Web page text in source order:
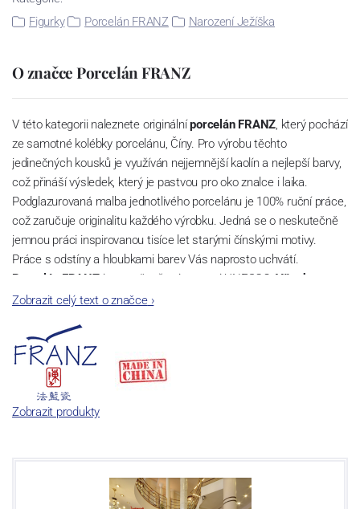
Figurky
Porcelán FRANZ Narození Ježíška
O značce Porcelán FRANZ
V této kategorii naleznete originálníporcelán FRANZ, který pochází
ze samotné kolébky porcelánu, Číny. Pro výrobu těchto
jedinečných kousků je využíván nejjemnější kaolín a nejlepší barvy,
což přináší výsledek, který je pastvou pro oko znalce i laika.
Podglazurovaná malba jednotlivého porcelánu je 100% ruční práce,
což zaručuje originalitu každého výrobku. Jedná se o neskutečně
jemnou práci inspirovanou tisíce let starými čínskými motivy.
Práce s odstíny a hloubkami barev Vás naprosto uchvátí.
Porcelán FRANZje oceněn třemi cenami UNESCO.Všechny
výrobky porcelánky FRANZ jsou špičkově baleny v oddolných
Při zasílaní navíc již odolné tovární krabice vkládáme do
bezpečných poštovních krabic a zboží je tak dokonale chráněno.
Netřeba žádných obav o dodávku porcelánu poštou. Porcelán
FRANZ zasíláme bezpečně do celého světa.
naší nabídce, který pochází z Číny.
Ústředí firmy sídlí na Taiwanu, výroba, spíše tvorba, je soustředěna
do kolébky výroby porcelánu na světě, města Ťing-te-čen
Zobrazit celý text o značce›
Zobrazit produkty